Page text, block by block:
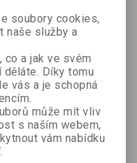
(Velká kniha o kreslení
psy
(Jednoduché
posuňte své
najdete víc jak
různých situacích
vytvořili
sestavil řadu
ve kterých vám
postavy a zapojit
samozřejmě
soubory cookies,
naše služby a
a jak ve svém
Díky tomu
vás a je schopná
může mít vliv
s naším webem,
vám nabídku